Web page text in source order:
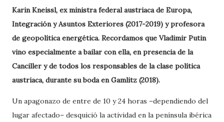
Karin Kneissl, ex ministra federal austriaca de Europa,
Integración y Asuntos Exteriores (2017-2019) y profesora
de geopolítica energética. Recordamos que Vladimir Putin
vino especialmente a bailar con ella, en presencia de la
Canciller y de todos los responsables de la clase política
austriaca, durante su boda en Gamlitz (2018).
Un apagonazo de entre de 10 y 24 horas –dependiendo del
lugar afectado– desquició la actividad en la península ibérica